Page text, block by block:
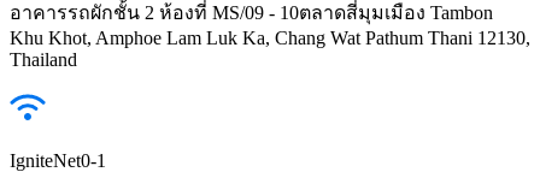
อาคารรถผักชั้น 2 ห้องที่ MS/09 - 10ตลาดสี่มุมเมือง Tambon
Khu Khot, Amphoe Lam Luk Ka, Chang Wat Pathum Thani 12130,
Thailand
IgniteNet0-1